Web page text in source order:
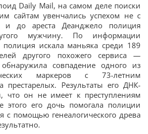
Daily Mail, на самом деле поиски
сайтам увенчались успехом не с
до ареста Деанджело полиция
мужчину. По информации
полиция искала маньяка среди 189
другого похожего сервиса —
совпадение одного из
маркеров с 73-летним
престарелых. Результаты его ДНК-
что он не имеет к преступлениям
этого его дочь помогала полиции
с помощью генеалогического древа